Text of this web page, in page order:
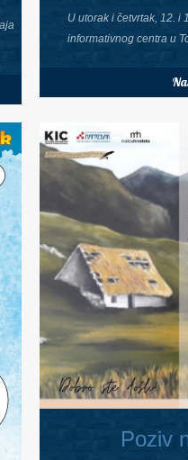
U utorak i četvrtak, 12. i
informativnog centra u
Poziv